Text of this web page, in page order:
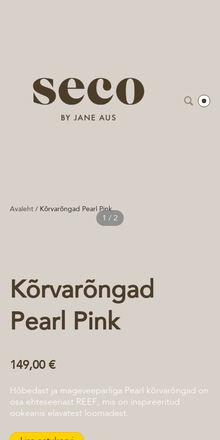
Avaleht / Kõrvarõngad Pearl Pink
1 / 2
Kõrvarõngad
Pearl Pink
149,00 €
Hõbedast ja mageveepärliga Pearl kõrvarõngad on
osa ehteseeriast REEF, mis on inspireeritud
ookeanis elavatest loomadest.